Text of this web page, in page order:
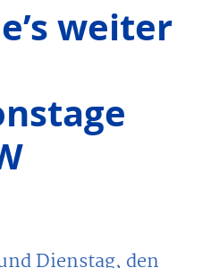
weiter
Dienstag, den